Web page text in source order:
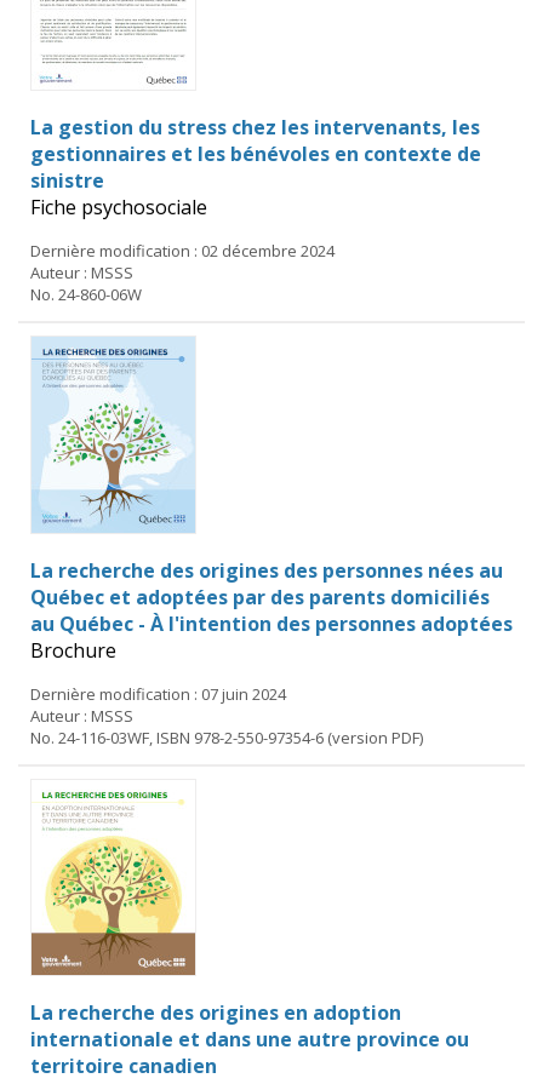
La gestion du stress chez les intervenants, les
gestionnaires et les bénévoles en contexte de
sinistre
Fiche psychosociale
Dernière modification : 02 décembre 2024
Auteur : MSSS
No. 24-860-06W
La recherche des origines des personnes nées au
Québec et adoptées par des parents domiciliés
au Québec - À l'intention des personnes adoptées
Brochure
Dernière modification : 07 juin 2024
Auteur : MSSS
No. 24-116-03WF, ISBN 978-2-550-97354-6 (version PDF)
La recherche des origines en adoption
internationale et dans une autre province ou
territoire canadien